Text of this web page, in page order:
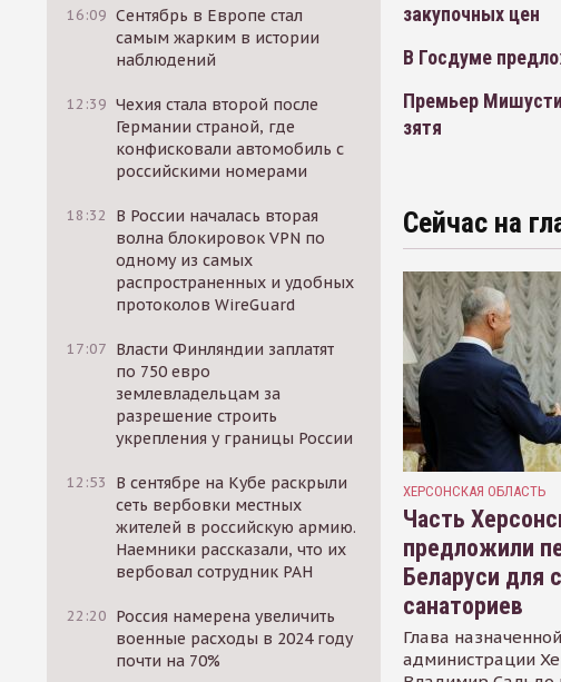
16:09 Сентябрь в Европе стал
самым жарким в истории
наблюдений
12:39 Чехия стала второй после
Германии страной, где
конфисковали автомобиль с
российскими номерами
18:32
В России началась вторая
волна блокировок VPN по
одному из самых
распространенных и удобных
протоколов WireGuard
17:07 Власти Финляндии заплатят
по 750 евро
землевладельцам за
разрешение строить
укрепления у границы России
12:53
В сентябре на Кубе раскрыли
сеть вербовки местных
жителей в российскую армию.
Наемники рассказали, что их
вербовал сотрудник РАН
22:20 Россия намерена увеличить
военные расходы в 2024 году
почти на 70%
закупочных цен
В Госдуме
Премьер
зятя
Сейчас на
ХЕРСОНСКАЯ ОБЛАСТЬ
Часть
предложили
Беларуси для
санаториев
Глава
администрации